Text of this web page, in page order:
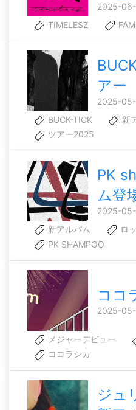
2025-06-
TIMELESZ
FAM
アー
2025-
BUCK-TICK
新
ツアー2025
PK
ム登
2025-
新アルバム
ロ
PK SHAMPOO
ココ
2025-
メジャーデビュー
ココラシカ
ジュ